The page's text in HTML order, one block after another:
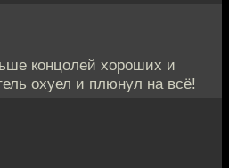
концолей хороших и
охуел и плюнул на всё!